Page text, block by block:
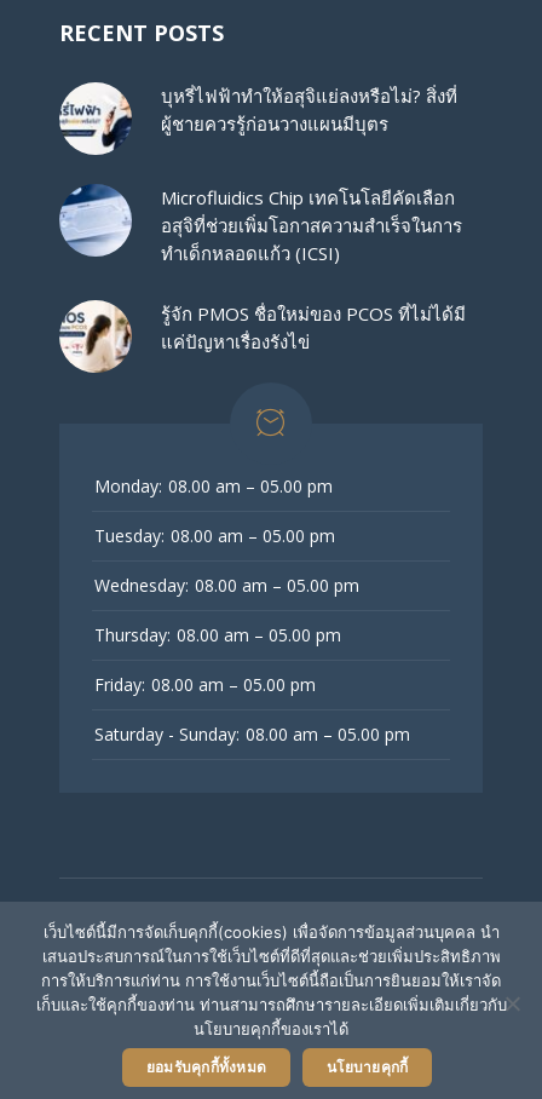
RECENT POSTS
บุหรี่ไฟฟ้าทำให้อสุจิแย่ลงหรือไม่? สิ่งที่
ผู้ชายควรรู้ก่อนวางแผนมีบุตร
Microfluidics Chip เทคโนโลยีคัดเลือก
อสุจิที่ช่วยเพิ่มโอกาสความสำเร็จในการ
ทำเด็กหลอดแก้ว (ICSI)
รู้จัก PMOS ชื่อใหม่ของ PCOS ที่ไม่ได้มี
แค่ปัญหาเรื่องรังไข่
Monday: 08.00 am – 05.00 pm
Tuesday: 08.00 am – 05.00 pm
Wednesday: 08.00 am – 05.00 pm
Thursday: 08.00 am – 05.00 pm
Friday: 08.00 am – 05.00 pm
Saturday - Sunday: 08.00 am – 05.00 pm
© V Fertility Thailand
ติดตามเรา
เว็บไซต์นี้มีการจัดเก็บคุกกี้(cookies) เพื่อจัดการข้อมูลส่วนบุคคล นำ
เสนอประสบการณ์ในการใช้เว็บไซต์ที่ดีที่สุดและช่วยเพิ่มประสิทธิภาพ
การให้บริการแก่ท่าน การใช้งานเว็บไซต์นี้ถือเป็นการยินยอมให้เราจัด
เก็บและใช้คุกกี้ของท่าน ท่านสามารถศึกษารายละเอียดเพิ่มเติมเกี่ยวกับ
นโยบายคุกกี้ของเราได้
ยอมรับคุกกี้ทั้งหมด นโยบายคุกกี้